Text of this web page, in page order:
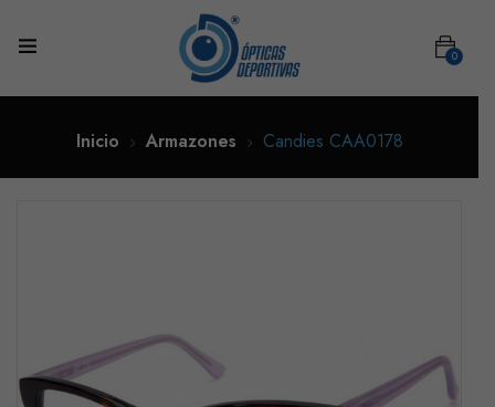
0
Inicio Armazones Candies CAA0178